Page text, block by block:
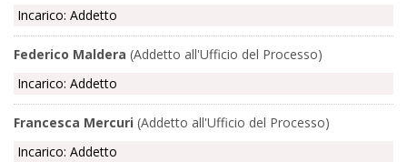
Incarico: Addetto
Federico Maldera (Addetto all'Ufficio del Processo)
Incarico: Addetto
Francesca Mercuri (Addetto all'Ufficio del Processo)
Incarico: Addetto